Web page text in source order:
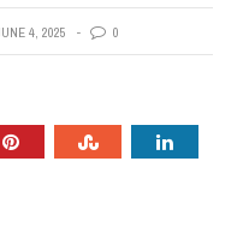
4, 2025 0